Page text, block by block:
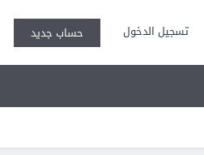
تسجيل الدخول حساب جديد